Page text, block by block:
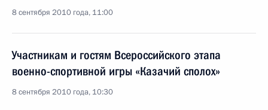
8 сентября 2010 года, 11:00
Участникам и гостям Всероссийского этапа
военно-спортивной игры «Казачий сполох»
8 сентября 2010 года, 10:30